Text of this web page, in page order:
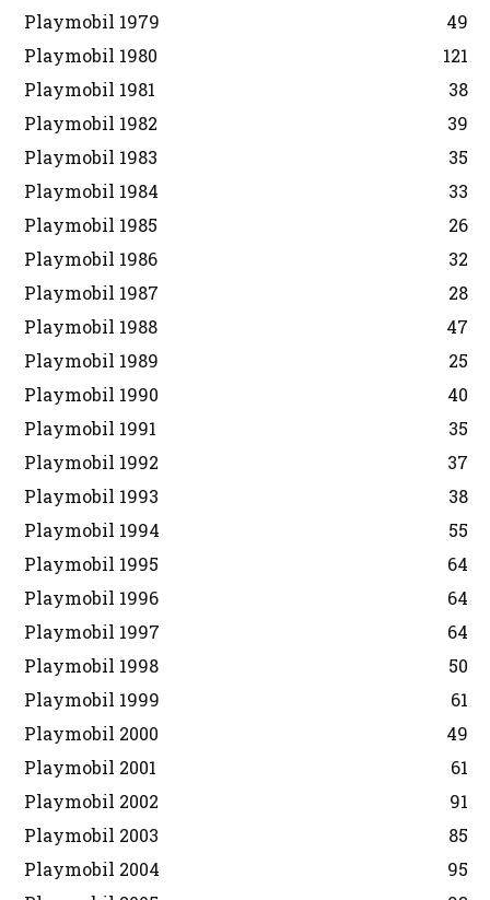
Playmobil 1979
49
Playmobil 1980
121
Playmobil 1981
38
Playmobil 1982
39
Playmobil 1983
35
Playmobil 1984
33
Playmobil 1985
26
Playmobil 1986
32
Playmobil 1987
28
Playmobil 1988
47
Playmobil 1989
25
Playmobil 1990
40
Playmobil 1991
35
Playmobil 1992
37
Playmobil 1993
38
Playmobil 1994
55
Playmobil 1995
64
Playmobil 1996
64
Playmobil 1997
64
Playmobil 1998
50
Playmobil 1999
61
Playmobil 2000
49
Playmobil 2001
61
Playmobil 2002
91
Playmobil 2003
85
Playmobil 2004
95